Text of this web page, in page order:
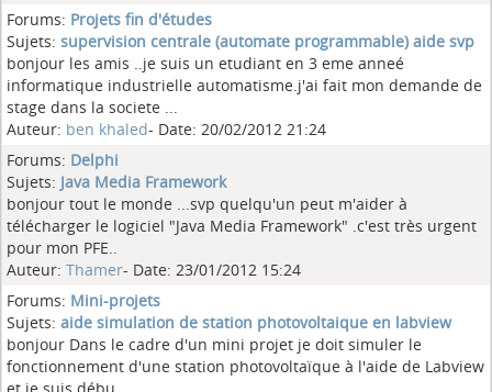
Forums: Projets fin d'études
Sujets: supervision centrale (automate programmable) aide svp
bonjour les amis ..je suis un etudiant en 3 eme anneé
informatique industrielle automatisme.j'ai fait mon demande de
stage dans la societe ...
Auteur: ben khaled- Date: 20/02/2012 21:24
Forums: Delphi
Sujets: Java Media Framework
bonjour tout le monde ...svp quelqu'un peut m'aider à
télécharger le logiciel "Java Media Framework" .c'est très urgent
pour mon PFE..
Auteur: Thamer- Date: 23/01/2012 15:24
Forums: Mini-projets
Sujets: aide simulation de station photovoltaique en labview
bonjour Dans le cadre d'un mini projet je doit simuler le
fonctionnement d'une station photovoltaïque à l'aide de Labview